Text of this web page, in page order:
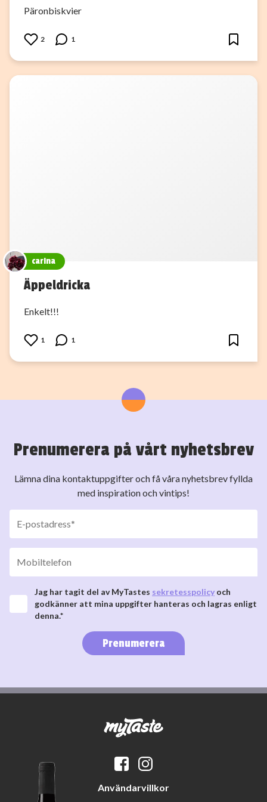
Päronbiskvier
2 1
carina
Äppeldricka
Enkelt!!!
1 1
Prenumerera på vårt nyhetsbrev
Lämna dina kontaktuppgifter och få våra nyhetsbrev fyllda
med inspiration och vintips!
Jag har tagit del av MyTastes sekretesspolicy och
godkänner att mina uppgifter hanteras och lagras enligt
denna.*
Prenumerera
Användarvillkor